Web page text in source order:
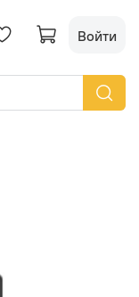
Войти